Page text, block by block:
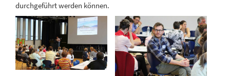
durchgeführt werden können.